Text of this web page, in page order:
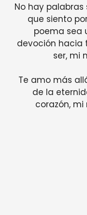
No hay
que siento
poema sea
devoción hacia
ser, mi
Te amo más
de la
corazón,